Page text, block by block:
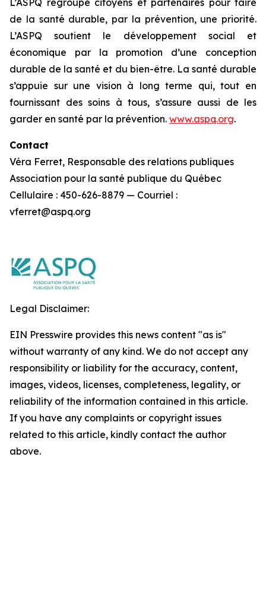
L’ASPQ regroupe citoyens et partenaires pour faire
de la santé durable, par la prévention, une priorité.
L’ASPQ soutient le développement social et
économique par la promotion d’une conception
durable de la santé et du bien-être. La santé durable
s’appuie sur une vision à long terme qui, tout en
fournissant des soins à tous, s’assure aussi de les
garder en santé par la prévention. www.aspq.org.
Contact
Véra Ferret, Responsable des relations publiques
Association pour la santé publique du Québec
Cellulaire : 450-626-8879 — Courriel :
vferret@aspq.org
Legal Disclaimer:
EIN Presswire provides this news content "as is"
without warranty of any kind. We do not accept any
responsibility or liability for the accuracy, content,
images, videos, licenses, completeness, legality, or
reliability of the information contained in this article.
If you have any complaints or copyright issues
related to this article, kindly contact the author
above.